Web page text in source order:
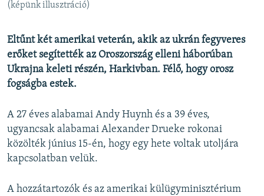
Valamennyi RFE/RL weboldal
(képünk illusztráció)
Eltűnt két amerikai veterán, akik az ukrán fegyveres
erőket segítették az Oroszország elleni háborúban
Ukrajna keleti részén, Harkivban. Félő, hogy orosz
fogságba estek.
A 27 éves alabamai Andy Huynh és a 39 éves,
ugyancsak alabamai Alexander Drueke rokonai
közölték június 15-én, hogy egy hete voltak utoljára
kapcsolatban velük.
A hozzátartozók és az amerikai külügyminisztérium